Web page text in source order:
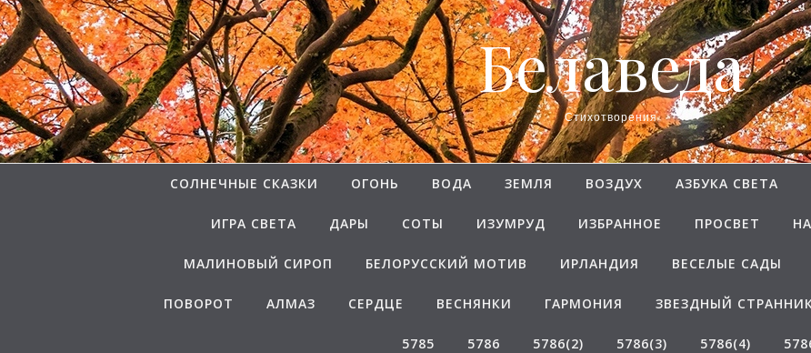
Перейти к содержимому
Белаведа
Стихотворения
СОЛНЕЧНЫЕ СКАЗКИ ОГОНЬ ВОДА ЗЕМЛЯ ВОЗДУХ АЗБУКА СВЕТА
ИГРА СВЕТА ДАРЫ СОТЫ ИЗУМРУД ИЗБРАННОЕ ПРОСВЕТ
МАЛИНОВЫЙ СИРОП БЕЛОРУССКИЙ МОТИВ ИРЛАНДИЯ ВЕСЕЛЫЕ САДЫ
ПОВОРОТ АЛМАЗ СЕРДЦЕ ВЕСНЯНКИ ГАРМОНИЯ ЗВЕЗДНЫЙ
5785 5786 5786(2) 5786(3) 5786(4)